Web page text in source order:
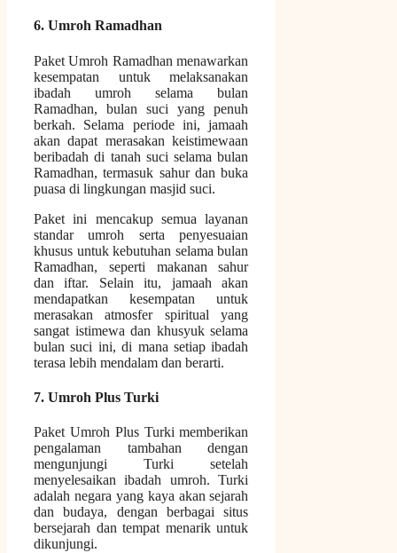
6. Umroh Ramadhan
Paket Umroh Ramadhan menawarkan
kesempatan untuk melaksanakan
ibadah umroh selama bulan
Ramadhan, bulan suci yang penuh
berkah. Selama periode ini, jamaah
akan dapat merasakan keistimewaan
beribadah di tanah suci selama bulan
Ramadhan, termasuk sahur dan buka
puasa di lingkungan masjid suci.
Paket ini mencakup semua layanan
standar umroh serta penyesuaian
khusus untuk kebutuhan selama bulan
Ramadhan, seperti makanan sahur
dan iftar. Selain itu, jamaah akan
mendapatkan kesempatan untuk
merasakan atmosfer spiritual yang
sangat istimewa dan khusyuk selama
bulan suci ini, di mana setiap ibadah
terasa lebih mendalam dan berarti.
7. Umroh Plus Turki
Paket Umroh Plus Turki memberikan
pengalaman tambahan dengan
mengunjungi Turki setelah
menyelesaikan ibadah umroh. Turki
adalah negara yang kaya akan sejarah
dan budaya, dengan berbagai situs
bersejarah dan tempat menarik untuk
dikunjungi.